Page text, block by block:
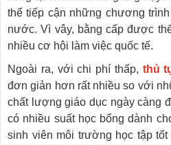
thể tiếp cận những chương
nước. Vì vây, bằng cấp được
nhiều cơ hội làm việc quốc tế.
Ngoài ra, với chi phí thấp, thủ
đơn giản hơn rất nhiều so với
chất lượng giáo dục ngày càng
có nhiều suất học bổng dành
sinh viên môi trường học tập